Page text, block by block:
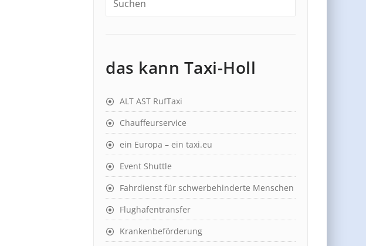
das kann Taxi-Holl
ALT AST RufTaxi
Chauffeurservice
ein Europa – ein taxi.eu
Event Shuttle
Fahrdienst für schwerbehinderte Menschen
Flughafentransfer
Krankenbeförderung